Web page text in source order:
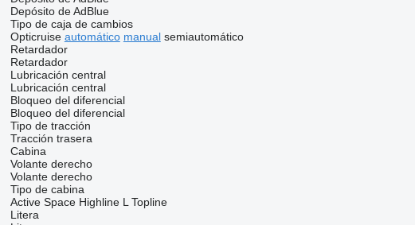
Depósito de AdBlue
Tipo de caja de cambios
Opticruise automático manual semiautomático
Retardador
Retardador
Lubricación central
Lubricación central
Bloqueo del diferencial
Bloqueo del diferencial
Tipo de tracción
Tracción trasera
Cabina
Volante derecho
Volante derecho
Tipo de cabina
Active Space Highline L Topline
Litera